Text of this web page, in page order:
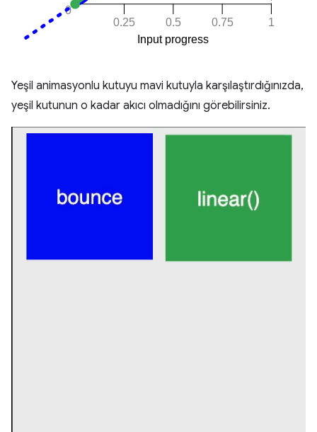
Yeşil animasyonlu kutuyu mavi kutuyla karşılaştırdığınızda,
yeşil kutunun o kadar akıcı olmadığını görebilirsiniz.